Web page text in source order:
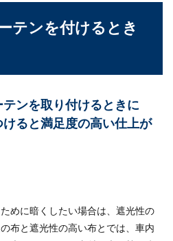
テンを付けるとき
ンを取り付けるときに
ると満足度の高い仕上が
めに暗くしたい場合は、遮光性の
布と遮光性の高い布とでは、車内